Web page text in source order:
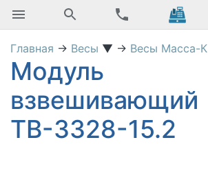
Главная → Весы ▼ → Весы Масса-К
Модуль
взвешивающий
ТВ-3328-15.2